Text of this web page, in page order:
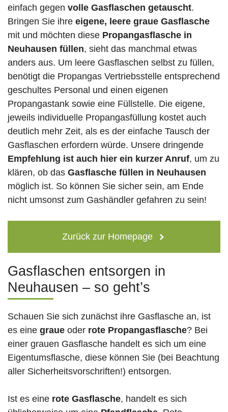
einfach gegen volle Gasflaschen getauscht.
Bringen Sie ihre eigene, leere graue Gasflasche
mit und möchten diese Propangasflasche in
Neuhausen füllen, sieht das manchmal etwas
anders aus. Um leere Gasflaschen selbst zu füllen,
benötigt die Propangas Vertriebsstelle entsprechend
geschultes Personal und einen eigenen
Propangastank sowie eine Füllstelle. Die eigene,
jeweils individuelle Propangasfüllung kostet auch
deutlich mehr Zeit, als es der einfache Tausch der
Gasflaschen erfordern würde. Unsere dringende
Empfehlung ist auch hier ein kurzer Anruf, um zu
klären, ob das Gasflasche füllen in Neuhausen
möglich ist. So können Sie sicher sein, am Ende
nicht umsonst zum Gashändler gefahren zu sein!
Zurück zur Homepage
Gasflaschen entsorgen in
Neuhausen – so geht’s
Schauen Sie sich zunächst ihre Gasflasche an, ist
es eine graue oder rote Propangasflasche? Bei
einer grauen Gasflasche handelt es sich um eine
Eigentumsflasche, diese können Sie (bei Beachtung
aller Sicherheitsvorschriften!) entsorgen.
Ist es eine rote Gasflasche, handelt es sich